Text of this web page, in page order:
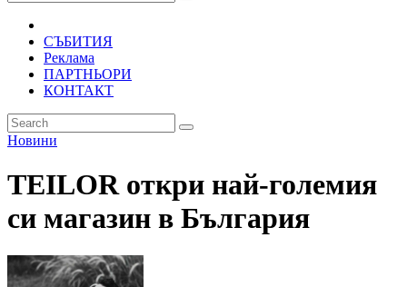
СЪБИТИЯ
Реклама
ПАРТНЬОРИ
КОНТАКТ
Новини
TEILOR откри най-големия
си магазин в България